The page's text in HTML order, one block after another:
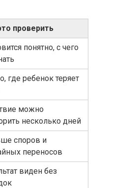
проверить
понятно, с чего
где ребенок теряет
можно
несколько дней
споров и
переносов
виден без